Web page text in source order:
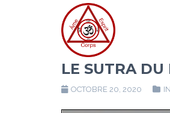
LE SUTRA
OCTOBRE 20, 2020